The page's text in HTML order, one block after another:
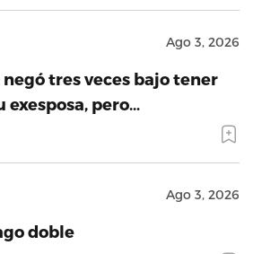
Ago 3, 2026
negó tres veces bajo tener
exesposa, pero…
Ago 3, 2026
doble